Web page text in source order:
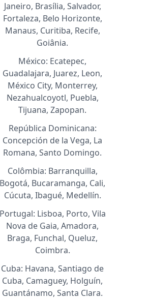
Janeiro, Brasília, Salvador,
Fortaleza, Belo Horizonte,
Manaus, Curitiba, Recife,
Goiânia.
México: Ecatepec,
Guadalajara, Juarez, Leon,
México City, Monterrey,
Nezahualcoyotl, Puebla,
Tijuana, Zapopan.
República Dominicana:
Concepción de la Vega, La
Romana, Santo Domingo.
Colômbia: Barranquilla,
Bogotá, Bucaramanga, Cali,
Cúcuta, Ibagué, Medellín.
Portugal: Lisboa, Porto, Vila
Nova de Gaia, Amadora,
Braga, Funchal, Queluz,
Coimbra.
Cuba: Havana, Santiago de
Cuba, Camaguey, Holguín,
Guantánamo, Santa Clara.